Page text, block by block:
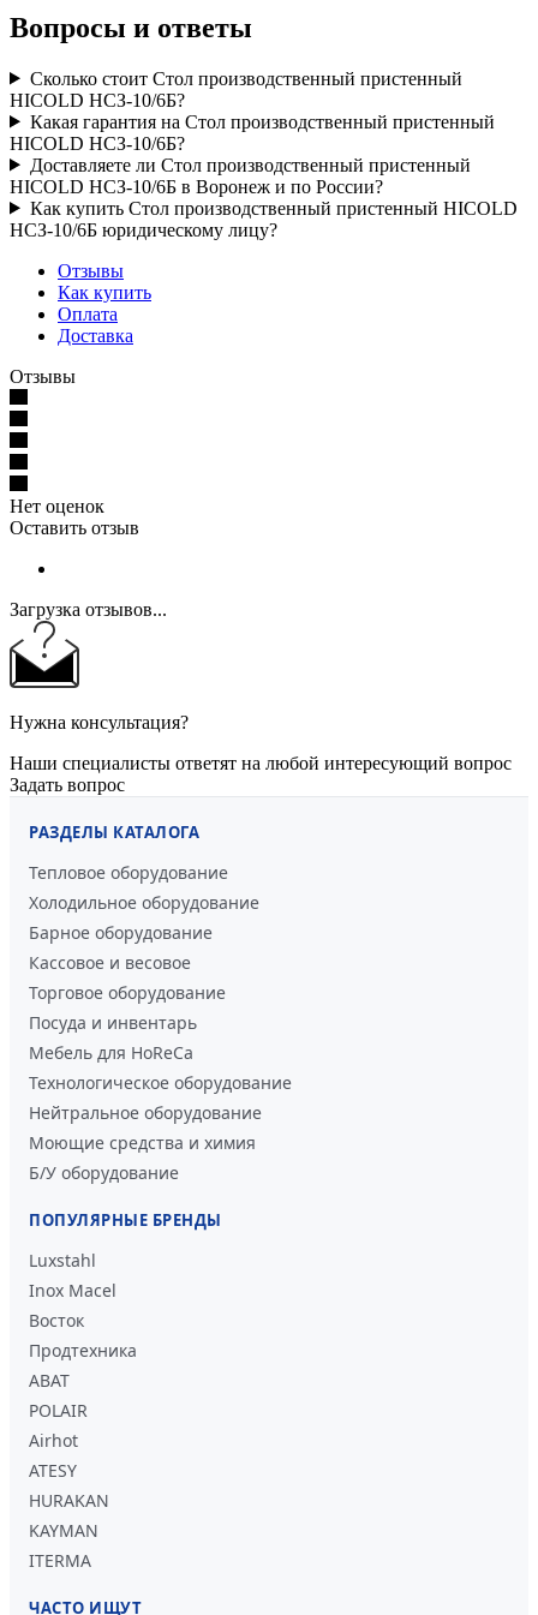
Вопросы и ответы
Сколько стоит Стол производственный пристенный
HICOLD НСЗ-10/6Б?
Какая гарантия на Стол производственный пристенный
HICOLD НСЗ-10/6Б?
Доставляете ли Стол производственный пристенный
HICOLD НСЗ-10/6Б в Воронеж и по России?
Как купить Стол производственный пристенный HICOLD
НСЗ-10/6Б юридическому лицу?
Отзывы
Как купить
Оплата
Доставка
Отзывы
Нет оценок
Оставить отзыв
Загрузка отзывов...
Нужна консультация?
Наши специалисты ответят на любой интересующий вопрос
Задать вопрос
РАЗДЕЛЫ КАТАЛОГА
Тепловое оборудование
Холодильное оборудование
Барное оборудование
Кассовое и весовое
Торговое оборудование
Посуда и инвентарь
Мебель для HoReCa
Технологическое оборудование
Нейтральное оборудование
Моющие средства и химия
Б/У оборудование
ПОПУЛЯРНЫЕ БРЕНДЫ
Luxstahl
Inox Macel
Восток
Продтехника
ABAT
POLAIR
Airhot
ATESY
HURAKAN
KAYMAN
ITERMA
ЧАСТО ИЩУТ